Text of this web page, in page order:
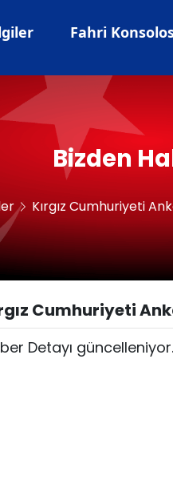
Fahri
Bizden
Kırgız Cumhuriyeti
Cumhuriyeti
Detayı